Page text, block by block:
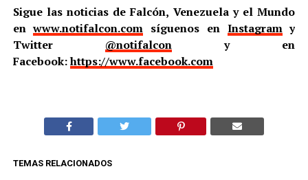
Sigue las noticias de Falcón, Venezuela y el Mundo
enwww.notifalcon.com síguenos en Instagramy
Twitter @notifalcony en
Facebook:https://www.facebook.com
TEMAS RELACIONADOS